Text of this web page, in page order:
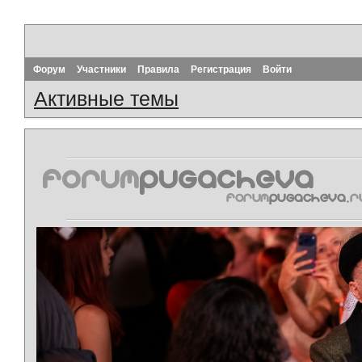
Форум Участники Правила Регистрация Войти
Активные темы